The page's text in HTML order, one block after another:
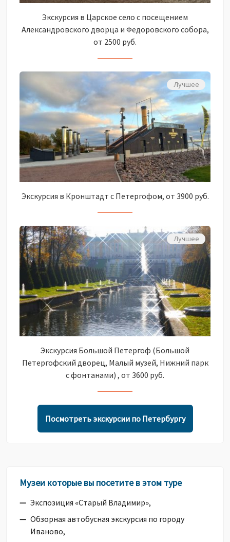
Экскурсия в Царское село с посещением
Александровского дворца и Федоровского собора,
от 2500 руб.
Лучшее
Экскурсия в Кронштадт с Петергофом, от 3900 руб.
Лучшее
Экскурсия Большой Петергоф (Большой
Петергофский дворец, Малый музей, Нижний парк
с фонтанами) , от 3600 руб.
Посмотреть экскурсии по Петербургу
Музеи которые вы посетите в этом туре
Экспозиция «Старый Владимир»,
Обзорная автобусная экскурсия по городу
Иваново,